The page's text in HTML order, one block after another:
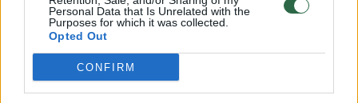
Personal Data that Is Unrelated with the
Purposes for which it was collected.
Opted Out
CONFIRM